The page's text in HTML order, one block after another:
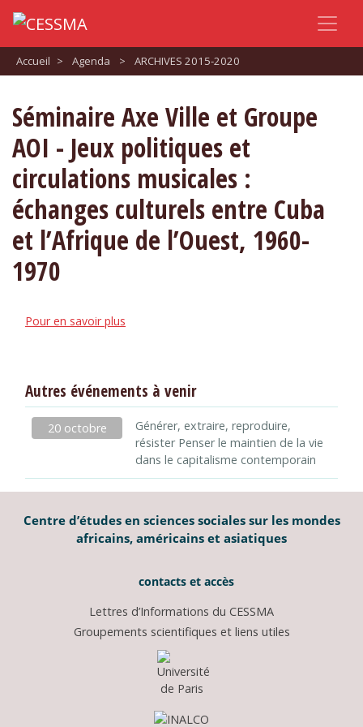
Accueil > Agenda > ARCHIVES 2015-2020
Séminaire Axe Ville et Groupe
AOI - Jeux politiques et
circulations musicales :
échanges culturels entre Cuba
et l’Afrique de l’Ouest, 1960-
1970
Pour en savoir plus
Autres événements à venir
20 octobre
Générer, extraire, reproduire,
résister Penser le maintien de la vie
dans le capitalisme contemporain
Centre d’études en sciences sociales sur les mondes
africains, américains et asiatiques
contacts et accès
Lettres d’Informations du CESSMA
Groupements scientifiques et liens utiles